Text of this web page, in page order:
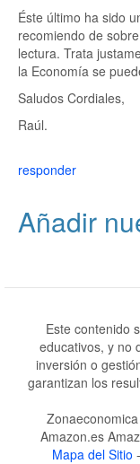
Éste último ha sido
recomiendo de
lectura. Trata
la Economía se
Saludos Cordiales,
Raúl.
responder
Añadir
Este contenido
educativos, y no
inversión o
garantizan los
Amazon.es
Mapa del Sitio -